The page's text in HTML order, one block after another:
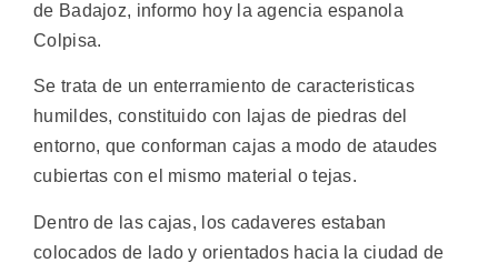
de Badajoz, informo hoy la agencia espanola
Colpisa.
Se trata de un enterramiento de caracteristicas
humildes, constituido con lajas de piedras del
entorno, que conforman cajas a modo de ataudes
cubiertas con el mismo material o tejas.
Dentro de las cajas, los cadaveres estaban
colocados de lado y orientados hacia la ciudad de